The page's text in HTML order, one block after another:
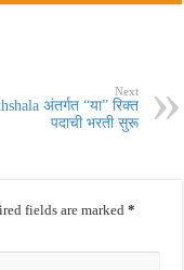
Next
अंतर्गत “या” रिक्त
पदाची भरती सुरू
fields are marked*